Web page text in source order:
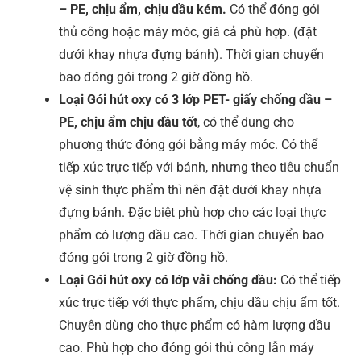
– PE, chịu ẩm, chịu dầu kém. Có thể đóng gói
thủ công hoặc máy móc, giá cả phù hợp. (đặt
dưới khay nhựa đựng bánh). Thời gian chuyển
bao đóng gói trong 2 giờ đồng hồ.
Loại Gói hút oxy có 3 lớp PET- giấy chống dầu –
PE, chịu ẩm chịu dầu tốt, có thể dung cho
phương thức đóng gói bằng máy móc. Có thể
tiếp xúc trực tiếp với bánh, nhưng theo tiêu chuẩn
vệ sinh thực phẩm thì nên đặt dưới khay nhựa
đựng bánh. Đặc biệt phù hợp cho các loại thực
phẩm có lượng dầu cao. Thời gian chuyển bao
đóng gói trong 2 giờ đồng hồ.
Loại Gói hút oxy có lớp vải chống dầu: Có thể tiếp
xúc trực tiếp với thực phẩm, chịu dầu chịu ẩm tốt.
Chuyên dùng cho thực phẩm có hàm lượng dầu
cao. Phù hợp cho đóng gói thủ công lẫn máy